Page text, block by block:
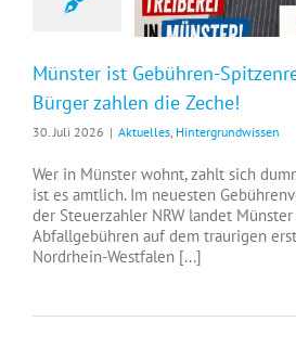
Münster ist Gebühren-
Bürger zahlen die Zeche!
30. Juli 2026 | Aktuelles, Hintergrundwissen
Wer in Münster wohnt, zahlt sich
ist es amtlich. Im neuesten
der Steuerzahler NRW landet
Abfallgebühren auf dem traurigen
Nordrhein-Westfalen [...]